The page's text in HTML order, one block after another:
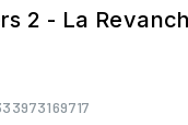
2 - La